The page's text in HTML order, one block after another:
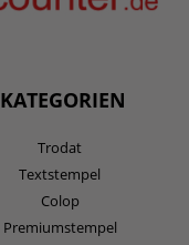
KATEGORIEN
Trodat
Textstempel
Colop
Premiumstempel